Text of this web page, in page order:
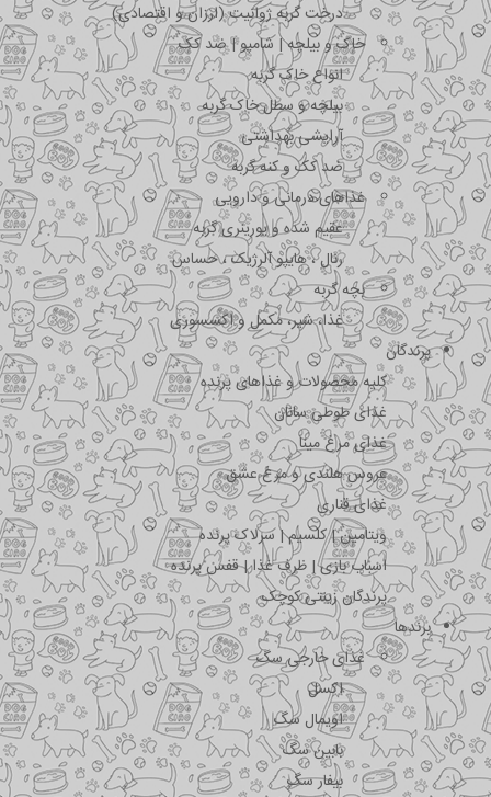
درخت گربه ژوانیت (ارزان و اقتصادی)
خاک و بیلچه | شامپو | ضد کک
انواع خاک گربه
بیلچه و سطل خاک گربه
آرایشی بهداشتی
ضد کک و کنه گربه
غذاهای درمانی و دارویی
عقیم شده و یورینری گربه
رنال ، هایپو آلرژیک ، حساس
بچه گربه
غذا، شیر، مکمل و اکسسوری
پرندگان
کلیه محصولات و غذاهای پرنده
غذای طوطی سانان
غذای مرغ مینا
عروس هلندی و مرغ عشق
غذای قناری
ویتامین | کلسیم | سرلاک پرنده
اسباب بازی | ظرف غذا | قفس پرنده
پرندگان زینتی کوچک
برندها
غذای خارجی سگ
اکسل
اویمال سگ
بابین سگ
بیفار سگ